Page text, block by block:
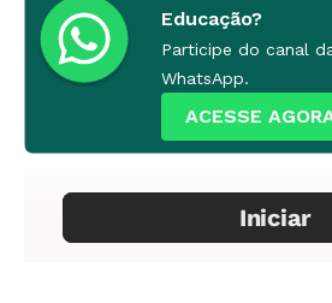
Educação?
Participe do canal
WhatsApp.
ACESSE